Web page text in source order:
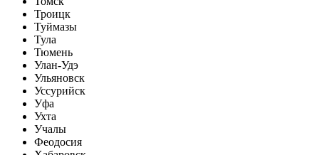
Троицк
Туймазы
Тула
Тюмень
Улан-Удэ
Ульяновск
Уссурийск
Уфа
Ухта
Учалы
Феодосия